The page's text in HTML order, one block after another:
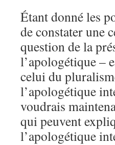
Étant donné les
de constater une
question de la
l’apologétique –
celui du
l’apologétique
voudrais
qui peuvent
l’apologétique